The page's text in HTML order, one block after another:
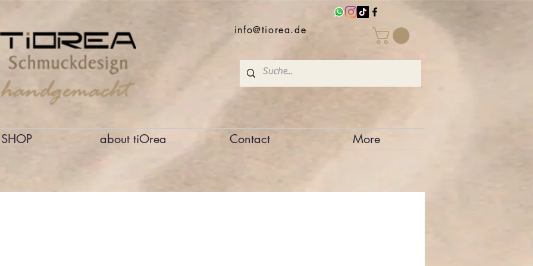
info@tiorea.de
SHOP about tiOrea Contact More